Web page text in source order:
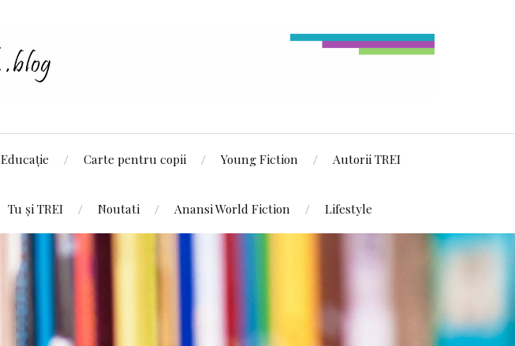
Educație Carte pentru copii Young Fiction Autorii TREI
Tu și TREI Noutati Anansi World Fiction Lifestyle